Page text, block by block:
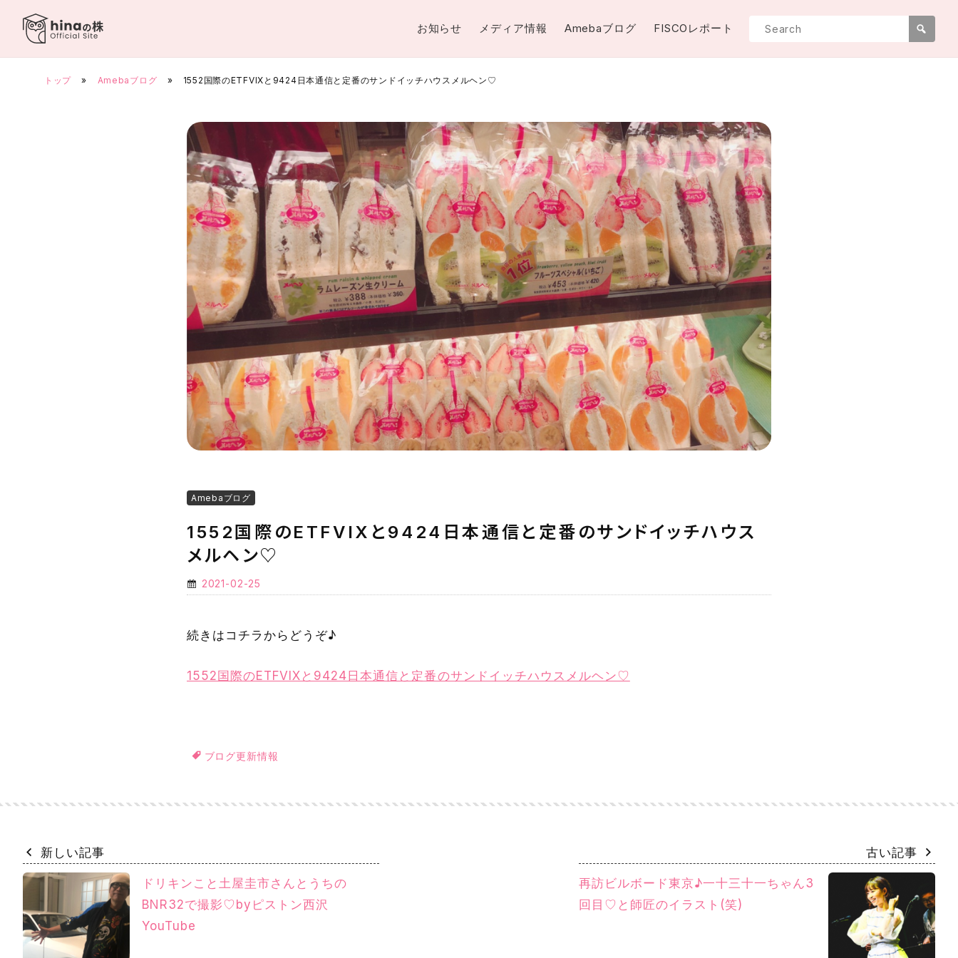
お知らせ メディア情報 Amebaブログ FISCOレポート
トップ » Amebaブログ » 1552国際のETFVIXと9424日本通信と定番のサンドイッチハウスメルヘン♡
Amebaブログ
1552国際のETFVIXと9424日本通信と定番のサンドイッチハウス
メルヘン♡
2021-02-25
続きはコチラからどうぞ♪
1552国際のETFVIXと9424日本通信と定番のサンドイッチハウスメルヘン♡
ブログ更新情報
新しい記事
ドリキンこと土屋圭市さんとうちの
BNR32で撮影♡byピストン西沢
YouTube
古い記事
再訪ビルボード東京♪一十三十一ちゃん3
回目♡と師匠のイラスト(笑)